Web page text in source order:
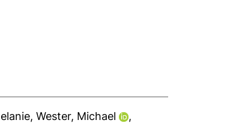
,Wester, Michael
,